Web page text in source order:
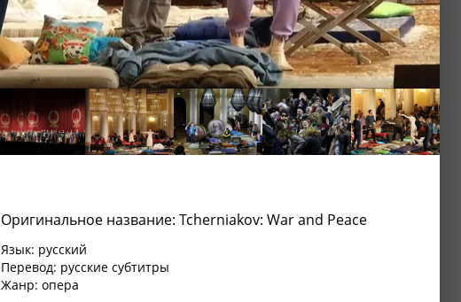
Оригинальное название: Tcherniakov: War and Peace
Язык: русский
Перевод: русские субтитры
Жанр: опера